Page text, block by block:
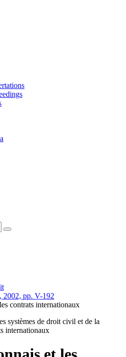
2002, pp. V-192
contrats internationaux
systèmes de droit civil et de la
internationaux